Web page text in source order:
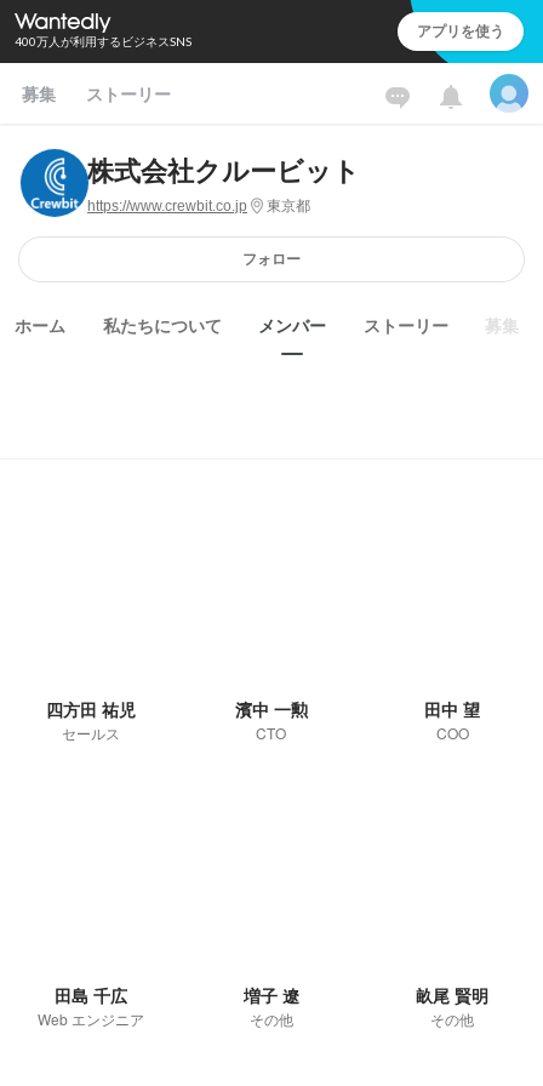
400万人が利用するビジネスSNS アプリを使う
募集 ストーリー
株式会社クルービット
https://www.crewbit.co.jp 東京都
フォロー
ホーム 私たちについて メンバー ストーリー 募集
四方田 祐児
セールス
濱中 一勲
CTO
田中 望
COO
田島 千広
Web エンジニア
増子 遼
その他
畝尾 賢明
その他